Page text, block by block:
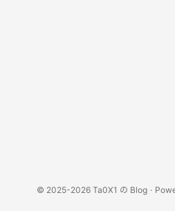
© 2025-2026 Ta0X1 の Blog ·